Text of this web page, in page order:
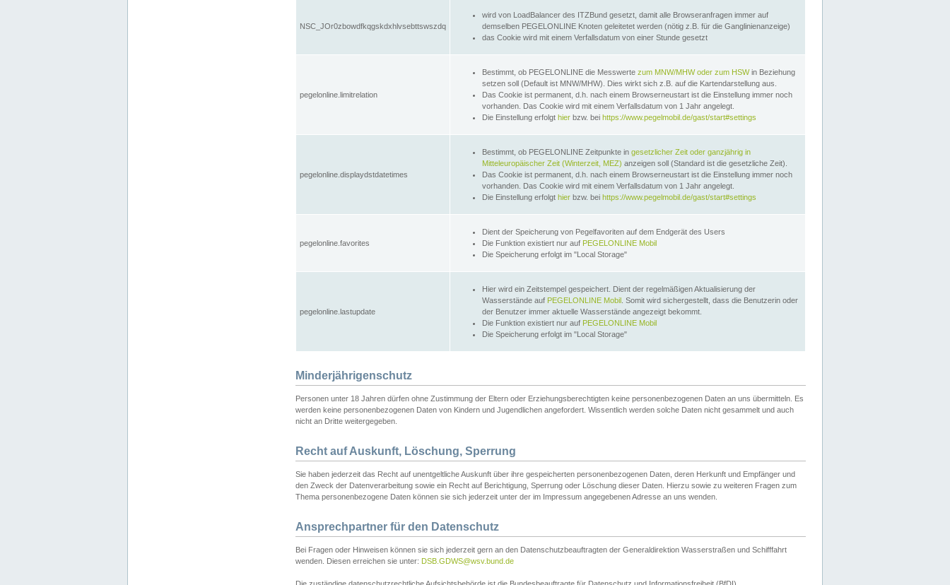
NSC_JOr0zbowdfkqgskdxhlvsebttswszdq
wird von LoadBalancer des ITZBund gesetzt, damit alle Browseranfragen immer auf
demselben PEGELONLINE Knoten geleitetet werden (nötig z.B. für die Ganglinienanzeige)
das Cookie wird mit einem Verfallsdatum von einer Stunde gesetzt
pegelonline.limitrelation
Bestimmt, ob PEGELONLINE die Messwerte zum MNW/MHW oder zum HSWin Beziehung
setzen soll (Default ist MNW/MHW). Dies wirkt sich z.B. auf die Kartendarstellung aus.
Das Cookie ist permanent, d.h. nach einem Browserneustart ist die Einstellung immer noch
vorhanden. Das Cookie wird mit einem Verfallsdatum von 1 Jahr angelegt.
Die Einstellung erfolgt hier bzw. bei https://www.pegelmobil.de/gast/start#settings
pegelonline.displaydstdatetimes
Bestimmt, ob PEGELONLINE Zeitpunkte in gesetzlicher Zeit oder ganzjährig in
Mitteleuropäischer Zeit (Winterzeit, MEZ) anzeigen soll (Standard ist die gesetzliche Zeit).
Das Cookie ist permanent, d.h. nach einem Browserneustart ist die Einstellung immer noch
vorhanden. Das Cookie wird mit einem Verfallsdatum von 1 Jahr angelegt.
Die Einstellung erfolgt hier bzw. bei https://www.pegelmobil.de/gast/start#settings
pegelonline.favorites
Dient der Speicherung von Pegelfavoriten auf dem Endgerät des Users
Die Funktion existiert nur auf PEGELONLINE Mobil
Die Speicherung erfolgt im "Local Storage"
pegelonline.lastupdate
Hier wird ein Zeitstempel gespeichert. Dient der regelmäßigen Aktualisierung der
Wasserstände auf PEGELONLINE Mobil . Somit wird sichergestellt, dass die Benutzerin oder
der Benutzer immer aktuelle Wasserstände angezeigt bekommt.
Die Funktion existiert nur auf PEGELONLINE Mobil
Die Speicherung erfolgt im "Local Storage"
Minderjährigenschutz
Personen unter 18 Jahren dürfen ohne Zustimmung der Eltern oder Erziehungsberechtigten keine personenbezogenen Daten an uns übermitteln. Es
werden keine personenbezogenen Daten von Kindern und Jugendlichen angefordert. Wissentlich werden solche Daten nicht gesammelt und auch
nicht an Dritte weitergegeben.
Recht auf Auskunft, Löschung, Sperrung
Sie haben jederzeit das Recht auf unentgeltliche Auskunft über ihre gespeicherten personenbezogenen Daten, deren Herkunft und Empfänger und
den Zweck der Datenverarbeitung sowie ein Recht auf Berichtigung, Sperrung oder Löschung dieser Daten. Hierzu sowie zu weiteren Fragen zum
Thema personenbezogene Daten können sie sich jederzeit unter der im Impressum angegebenen Adresse an uns wenden.
Ansprechpartner für den Datenschutz
Bei Fragen oder Hinweisen können sie sich jederzeit gern an den Datenschutzbeauftragten der Generaldirektion Wasserstraßen und Schifffahrt
wenden. Diesen erreichen sie unter: DSB.GDWS@wsv.bund.de